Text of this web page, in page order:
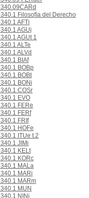
340.09CARd
340.1 Filosofía del Derecho
340.1 AFTi
340.1 AGUj
340.1 AGUt 1
340.1 ALTe
340.1 ALVd
340.1 BIAf
340.1 BOBp
340.1 BOBt
340.1 BONi
340.1 COSr
340.1 EVO
340.1 FERe
340.1 FERf
340.1 FRIf
340.1 HOFe
340.1 ITUe t.2
340.1 JIMi
340.1 KELt
340.1 KORc
340.1 MALa
340.1 MARi
340.1 MARm
340.1 MUN
340.1 NINi